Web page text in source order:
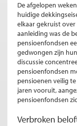
De afgelopen
huidige
elkaar gekruist
aanleiding was de
pensioenfondsen
gedwongen zijn
discussie
pensioenfondsen
pensioenen veilig
jaren vooruit,
pensioenfondsen
Verbroken